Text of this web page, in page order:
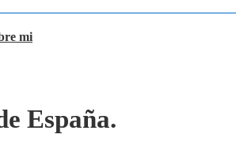
mi
España.